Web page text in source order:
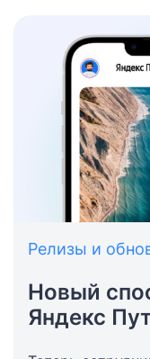
Релизы и
Новый
Яндекс